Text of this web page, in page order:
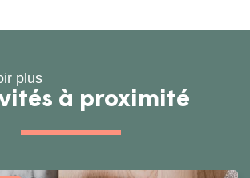
plus
à proximité